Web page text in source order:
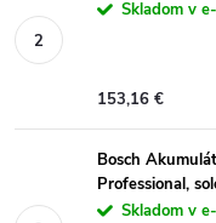
Skladom v
153,16 €
Bosch
Professional,
Skladom v